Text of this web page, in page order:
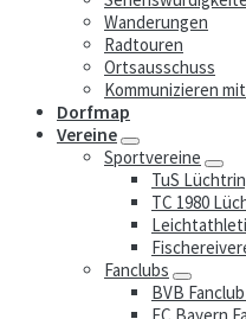
Wanderungen
Radtouren
Ortsausschuss
Kommunizieren
Dorfmap
Vereine
Sportvereine
TuS
TC 1980
Fanclubs
BVB
FC Bayern